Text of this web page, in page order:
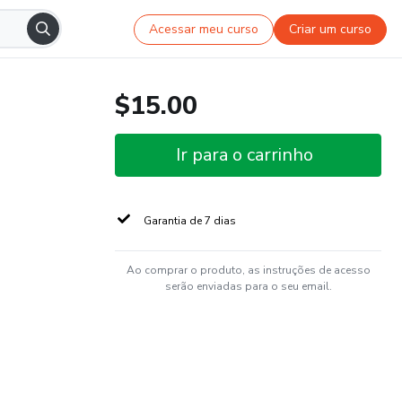
Acessar meu curso Criar um curso
$15.00
Ir para o carrinho
Garantia de 7 dias
Ao comprar o produto, as instruções de acesso
serão enviadas para o seu email.